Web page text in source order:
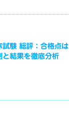
試験 総評：合格点は
結果を徹底分析